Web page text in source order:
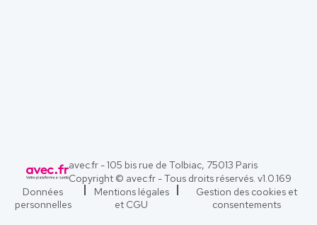
avec.fr - 105 bis rue de Tolbiac, 75013 Paris
Copyright © avec.fr - Tous droits réservés. v1.0.169
Données
personnelles
Mentions légales
et CGU
Gestion des cookies et
consentements